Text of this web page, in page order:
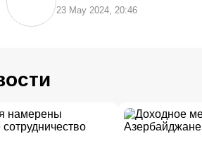
23 May 2024, 20:46